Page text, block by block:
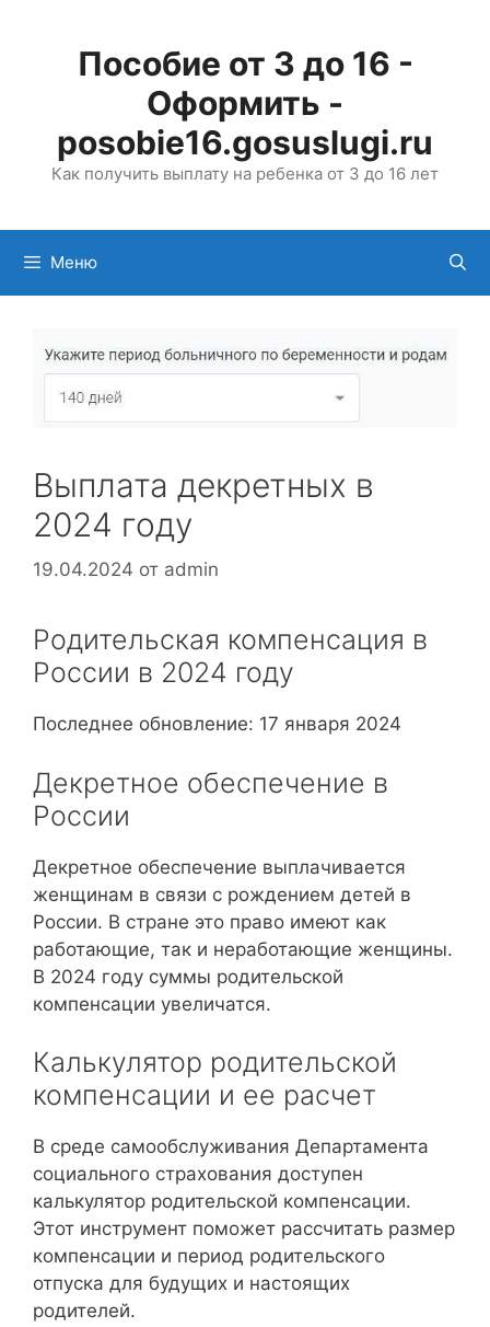
содержимомуПособие от 3 до 16 -
Оформить -
posobie16.gosuslugi.ru
Как получить выплату на ребенка от 3 до 16 лет
Меню
Выплата декретных в
2024 году
19.04.2024 от admin
Родительская компенсация в
России в 2024 году
Последнее обновление: 17 января 2024
Декретное обеспечение в
России
Декретное обеспечение выплачивается
женщинам в связи с рождением детей в
России. В стране это право имеют как
работающие, так и неработающие женщины.
В 2024 году суммы родительской
компенсации увеличатся.
Калькулятор родительской
компенсации и ее расчет
В среде самообслуживания Департамента
социального страхования доступен
калькулятор родительской компенсации.
Этот инструмент поможет рассчитать размер
компенсации и период родительского
отпуска для будущих и настоящих
родителей.